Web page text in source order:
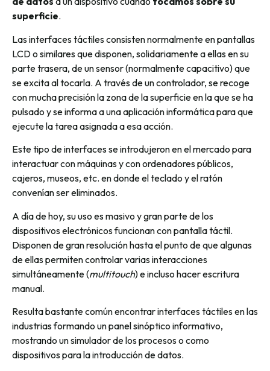
superficie.
Las interfaces táctiles consisten normalmente en pantallas
LCD o similares que disponen, solidariamente a ellas en su
parte trasera, de un sensor (normalmente capacitivo) que
se excita al tocarla. A través de un controlador, se recoge
con mucha precisión la zona de la superficie en la que se ha
pulsado y se informa a una aplicación informática para que
ejecute la tarea asignada a esa acción.
Este tipo de interfaces se introdujeron en el mercado para
interactuar con máquinas y con ordenadores públicos,
cajeros, museos, etc. en donde el teclado y el ratón
convenían ser eliminados.
A día de hoy, su uso es masivo y gran parte de los
dispositivos electrónicos funcionan con pantalla táctil.
Disponen de gran resolución hasta el punto de que algunas
de ellas permiten controlar varias interacciones
simultáneamente (multitouch) e incluso hacer escritura
manual.
Resulta bastante común encontrar interfaces táctiles en las
industrias formando un panel sinóptico informativo,
mostrando un simulador de los procesos o como
dispositivos para la introducción de datos.